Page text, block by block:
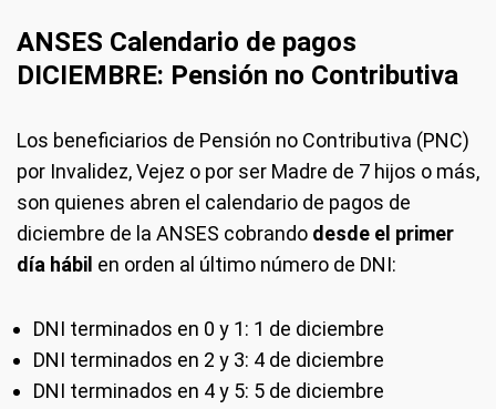
ANSES Calendario de pagos
DICIEMBRE: Pensión no Contributiva
Los beneficiarios de Pensión no Contributiva (PNC)
por Invalidez, Vejez o por ser Madre de 7 hijos o más,
son quienes abren el calendario de pagos de
diciembre de la ANSES cobrando desde el primer
día hábil en orden al último número de DNI:
DNI terminados en 0 y 1: 1 de diciembre
DNI terminados en 2 y 3: 4 de diciembre
DNI terminados en 4 y 5: 5 de diciembre